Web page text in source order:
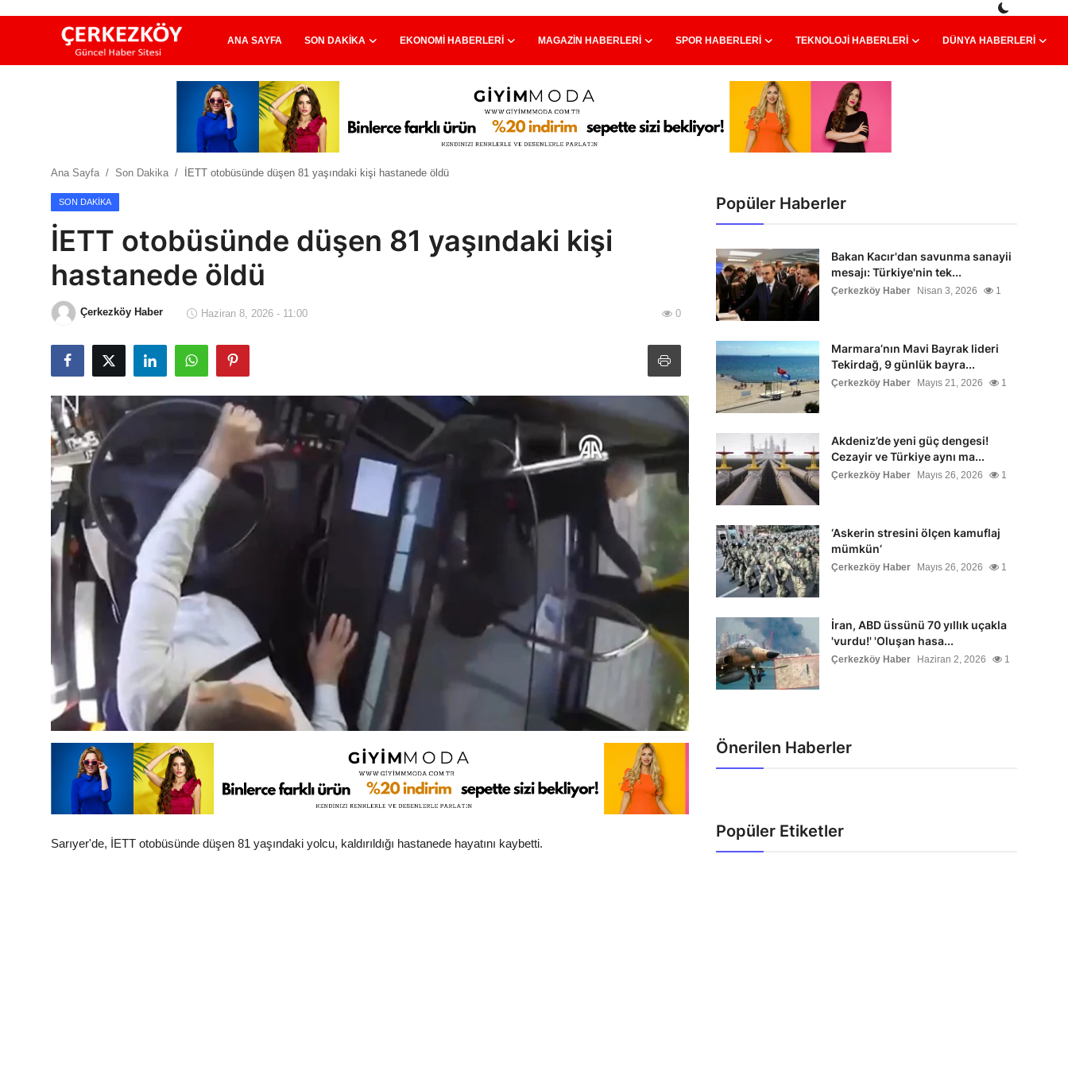
ANA SAYFA SON DAKIKA EKONOMI HABERLERI MAGAZIN HABERLERI SPOR HABERLERI TEKNOLOJI HABERLERI DÜNYA HABERLERI
Ekonomi Haberleri
Magazin Haberleri
Teknoloji Haberleri
Çerkezköy
Ana Sayfa Son Dakika İETT otobüsünde düşen 81 yaşındaki kişi hastanede öldü
SON DAKIKA
İETT otobüsünde düşen 81 yaşındaki kişi
hastanede öldü
Çerkezköy Haber Haziran 8, 2026 - 11:00 0
Sarıyer'de, İETT otobüsünde düşen 81 yaşındaki yolcu, kaldırıldığı hastanede hayatını kaybetti.
Popüler Haberler
Bakan Kacır'dan savunma sanayii
mesajı: Türkiye'nin tek...
Çerkezköy Haber Nisan 3, 2026 1
Marmara’nın Mavi Bayrak lideri
Tekirdağ, 9 günlük bayra...
Çerkezköy Haber Mayıs 21, 2026 1
Akdeniz’de yeni güç dengesi!
Cezayir ve Türkiye aynı ma...
Çerkezköy Haber Mayıs 26, 2026 1
‘Askerin stresini ölçen kamuflaj
mümkün’
Çerkezköy Haber Mayıs 26, 2026 1
İran, ABD üssünü 70 yıllık uçakla
'vurdu!' 'Oluşan hasa...
Çerkezköy Haber Haziran 2, 2026 1
Önerilen Haberler
Popüler Etiketler